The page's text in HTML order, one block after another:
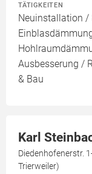
TÄTIGKEITEN
Neuinstallation /
Ausbesserung /
& Bau
Karl
Diedenhofenerstr.
Trierweiler)